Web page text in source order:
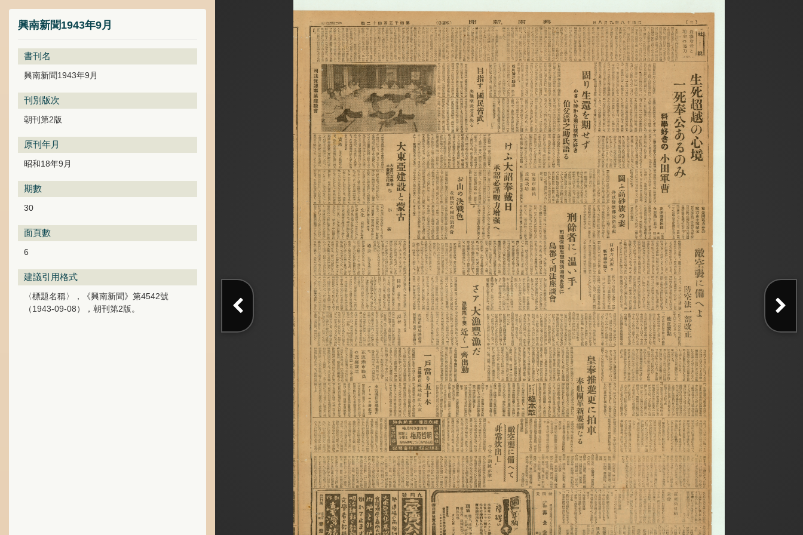
興南新聞1943年9月
書刊名
興南新聞1943年9月
刊別版次
朝刊第2版
原刊年月
昭和18年9月
期數
30
面頁數
6
建議引用格式
〈標題名稱〉，《興南新聞》第4542號
（1943-09-08），朝刊第2版。